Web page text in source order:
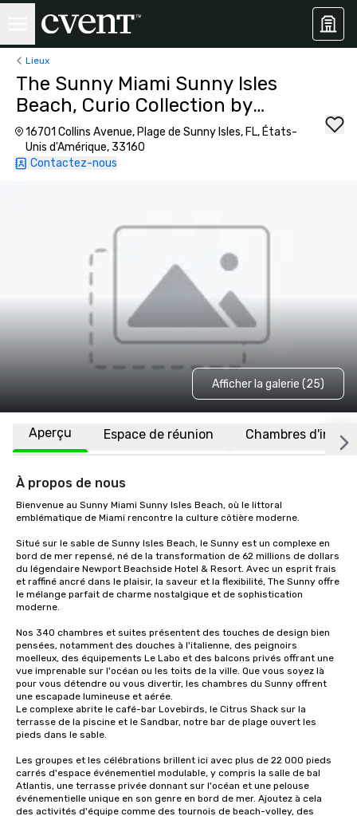
Lieux
The Sunny Miami Sunny Isles
Beach, Curio Collection by
Hilton
16701 Collins Avenue, Plage de Sunny Isles, FL, États-
Unis d'Amérique, 33160
Contactez-nous
Afficher la galerie (25)
Aperçu Espace de réunion Chambres
À propos de nous
Bienvenue au Sunny Miami Sunny Isles Beach, où le littoral
emblématique de Miami rencontre la culture côtière moderne.
Situé sur le sable de Sunny Isles Beach, le Sunny est un complexe en
bord de mer repensé, né de la transformation de 62 millions de dollars
du légendaire Newport Beachside Hotel & Resort. Avec un esprit frais
et raffiné ancré dans le plaisir, la saveur et la flexibilité, The Sunny offre
le mélange parfait de charme nostalgique et de sophistication
moderne.
Nos 340 chambres et suites présentent des touches de design bien
pensées, notamment des douches à l'italienne, des peignoirs
moelleux, des équipements Le Labo et des balcons privés offrant une
vue imprenable sur l'océan ou les toits de la ville. Que vous soyez là
pour vous détendre ou vous divertir, les chambres du Sunny offrent
une escapade lumineuse et aérée.
Le complexe abrite le café-bar Lovebirds, le Citrus Shack sur la
terrasse de la piscine et le Sandbar, notre bar de plage ouvert les
pieds dans le sable.
Les groupes et les célébrations brillent ici avec plus de 22 000 pieds
carrés d'espace événementiel modulable, y compris la salle de bal
Atlantis, une terrasse privée donnant sur l'océan et une pelouse
événementielle unique en son genre en bord de mer. Ajoutez à cela
des activités d'équipe comme des tournois de beach-volley, des